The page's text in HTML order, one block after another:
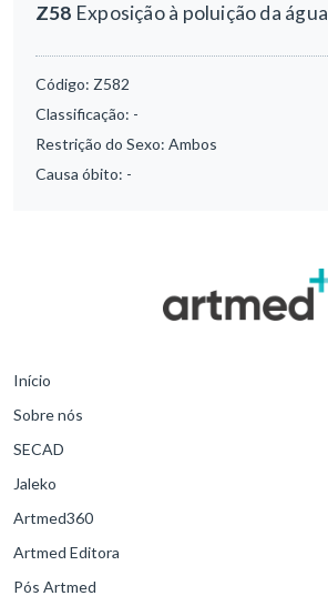
Z58 Exposição à poluição da água
Código: Z582
Classificação: -
Restrição do Sexo: Ambos
Causa óbito: -
Início
Sobre nós
SECAD
Jaleko
Artmed360
Artmed Editora
Pós Artmed